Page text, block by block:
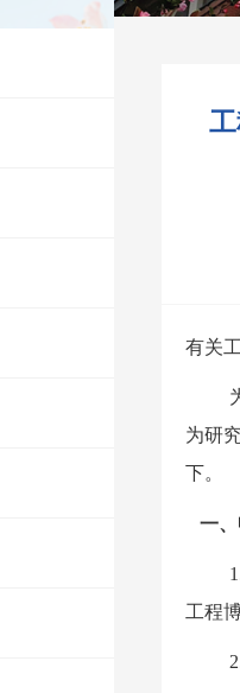
有关
为研
下。
一、
工程